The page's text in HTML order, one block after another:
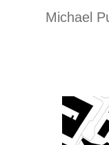
Michael